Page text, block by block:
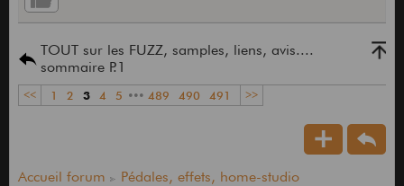
TOUT sur les FUZZ, samples, liens, avis....
sommaire P.1
<< 1 2 3 4 5 ••• 489 490 491 >>
Accueil forum Pédales, effets, home-studio